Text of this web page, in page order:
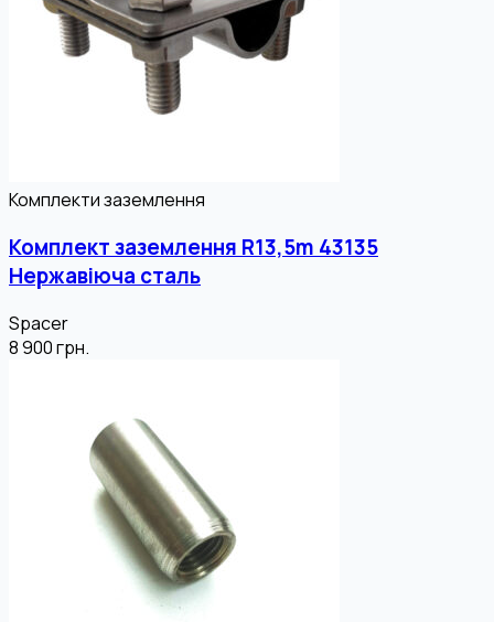
Комплекти заземлення
Комплект заземлення R13,5m 43135
Нержавіюча сталь
Spacer
8 900грн.